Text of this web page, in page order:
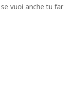
se vuoi anche tu far